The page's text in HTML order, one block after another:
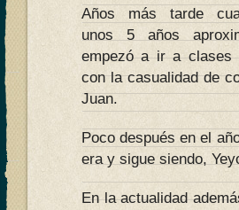
Años más tarde
unos 5 años
empezó a ir a clases
con la casualidad de
Juan.
Poco después en el
era y sigue siendo,
En la actualidad